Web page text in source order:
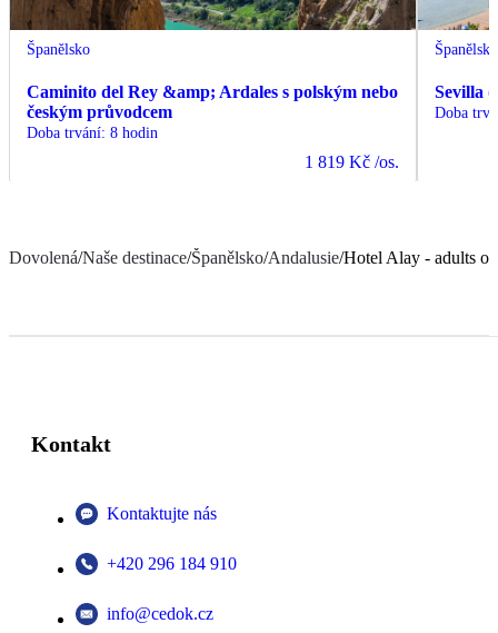
Španělsko
Caminito del Rey &amp; Ardales s polským nebo
českým průvodcem
Doba trvání: 8 hodin
1 819 Kč /os.
Španělsko
Sevilla
Doba
Dovolená/Naše destinace/Španělsko/Andalusie/Hotel Alay - adults
Kontakt
Kontaktujte nás
+420 296 184 910
info@cedok.cz